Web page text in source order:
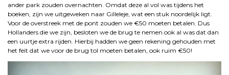
ander park zouden overnachten. Omdat deze al vol was tijdens het
boeken, zijn we uitgeweken naar Gilleleje, wat een stuk noordelijk ligt.
Voor de overstreek met de pont zouden we €50 moeten betalen. Dus
Hollanders die we zijn, besloten we de brug te nemen ook al was dat dan
een uurtje extra rijden. Hierbij hadden we geen rekening gehouden met
het feit dat we voor de brug tol moeten betalen, ook ruim €50!